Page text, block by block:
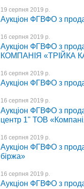
19 серпня 2019 р.
Аукціон ФГВФО з
16 серпня 2019 р.
Аукціон ФГВФО з
КОМПАНІЯ «ТРІЙКА
16 серпня 2019 р.
Аукціон ФГВФО з
16 серпня 2019 р.
Аукціон ФГВФО з
центр 1" ТОВ
16 серпня 2019 р.
Аукціон ФГВФО з
біржа»
16 серпня 2019 р.
Аукціон ФГВФО з